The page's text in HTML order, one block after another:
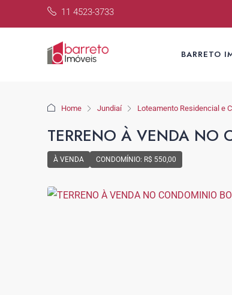
11 4523-3733
BARRETO
Home Jundiaí Loteamento Residencial e
TERRENO À VENDA NO
À VENDA CONDOMÍNIO: R$ 550,00